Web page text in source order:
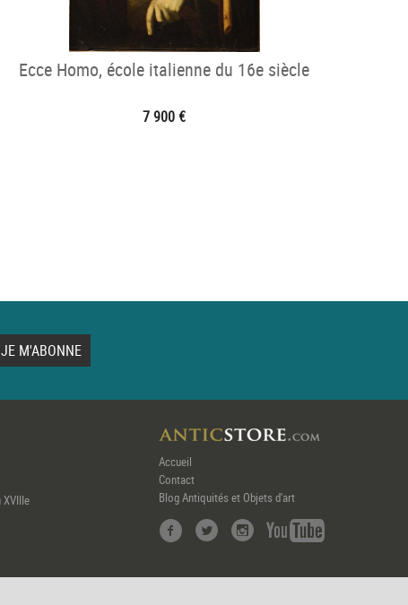
Ecce Homo, école italienne du 16e siècle
7 900 €
Accueil
Contact
Blog Antiquités et Objets d'art